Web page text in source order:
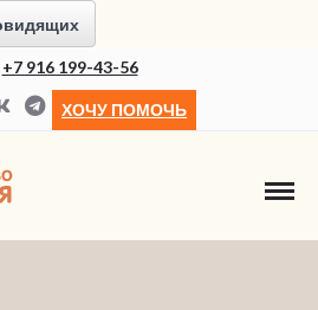
+7 916 199-43-56
ХОЧУ ПОМОЧЬ